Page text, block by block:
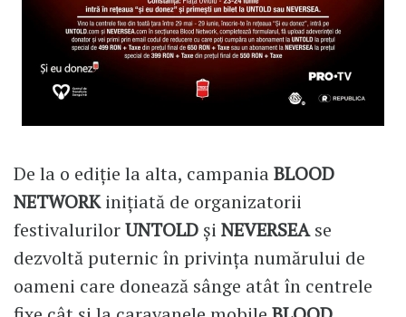
De la o ediție la alta, campaniaBLOOD
NETWORKinițiată de organizatorii
festivalurilorUNTOLD și NEVERSEAse
dezvoltă puternic în privința numărului de
oameni care donează sânge atât în centrele